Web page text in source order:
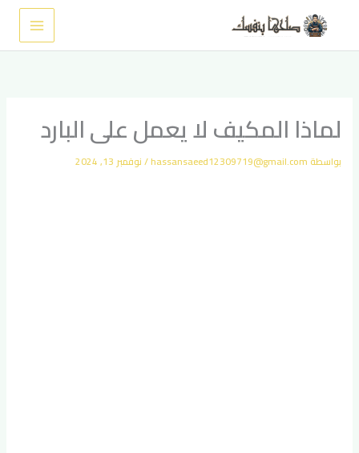
المحتوى
لماذا المكيف لا يعمل على البارد
بواسطة hassansaeed12309719@gmail.com
/نوفمبر 13, 2024